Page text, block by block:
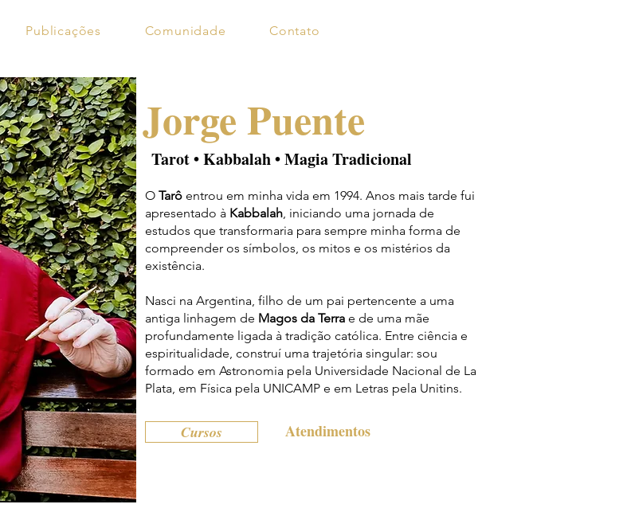
Publicações Comunidade Contato
Tarot • Kabbalah • Magia Tradicional
O Tarô entrou em minha vida em 1994. Anos mais tarde fui
apresentado à Kabbalah, iniciando uma jornada de
estudos que transformaria para sempre minha forma de
compreender os símbolos, os mitos e os mistérios da
existência.
Nasci na Argentina, filho de um pai pertencente a uma
antiga linhagem de Magos da Terra e de uma mãe
profundamente ligada à tradição católica. Entre ciência e
espiritualidade, construí uma trajetória singular: sou
formado em Astronomia pela Universidade Nacional de La
Plata, em Física pela UNICAMP e em Letras pela Unitins.
Jorge Puente
Cursos Atendimentos